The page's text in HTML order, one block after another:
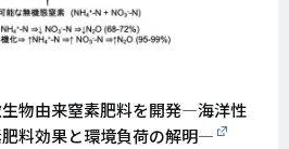
物由来窒素肥料を開発―海洋性
料効果と環境負荷の解明―